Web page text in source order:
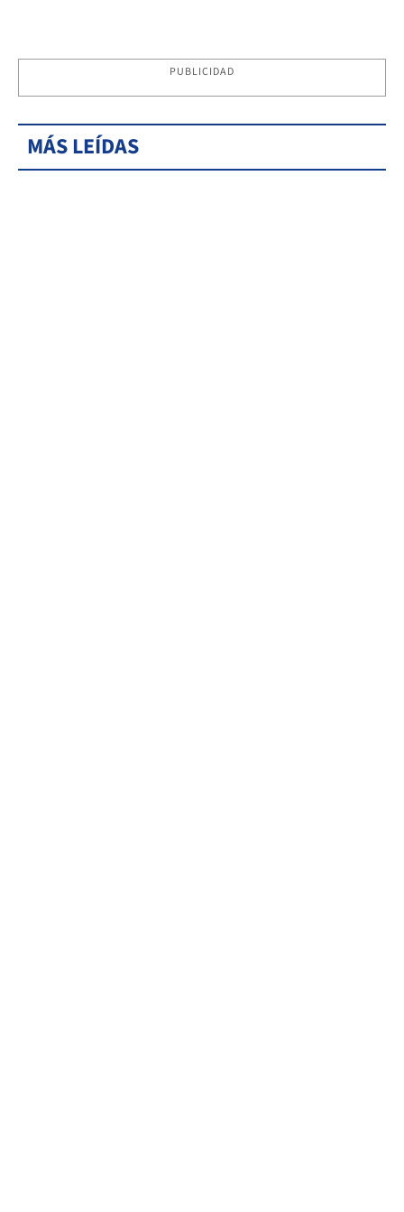
PUBLICIDAD
MÁS LEÍDAS